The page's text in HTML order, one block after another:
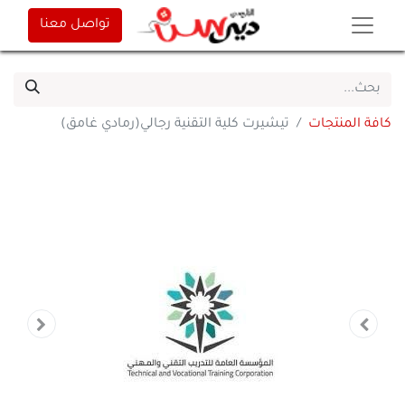
تواصل معنا
كافة المنتجات تيشيرت كلية التقنية رجالي(رمادي غامق)